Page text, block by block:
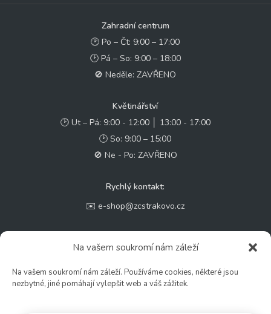
Na vašem soukromí nám záleží
Na vašem soukromí nám záleží. Používáme cookies, některé jsou
nezbytné, jiné pomáhají vylepšit web a váš zážitek.
Zahradní centrum
🕑 Po – Čt: 9:00 – 17:00
🕑 Pá – So: 9:00 – 18:00
🚫 Neděle: ZAVŘENO
Květinářství
🕑 Ut – Pá: 9:00 - 12:00 │ 13:00 - 17:00
🕑 So: 9:00 – 15:00
🚫 Ne - Po: ZAVŘENO
Rychlý kontakt:
✉️ e-shop@zcstrakovo.cz